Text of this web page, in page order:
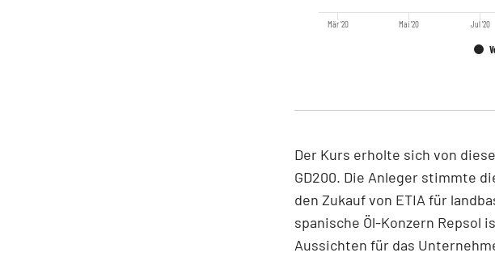
Jul '20
Mär '20 Mai '20
Der Kurs erholte sich von
GD200. Die Anleger stimmte
den Zukauf von ETIA für
spanische Öl-Konzern Repsol
Aussichten für das